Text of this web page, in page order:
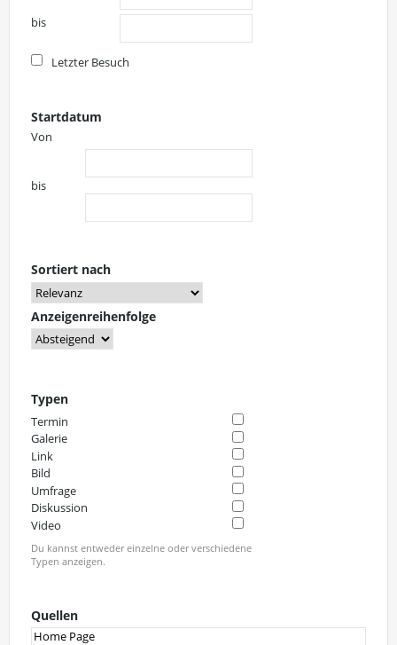
bis
Letzter Besuch
Startdatum
Von
bis
Sortiert nach
Anzeigenreihenfolge
Typen
Termin
Galerie
Link
Bild
Umfrage
Diskussion
Video
Du kannst entweder einzelne oder verschiedene
Typen anzeigen.
Quellen